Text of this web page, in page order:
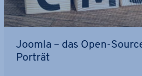
Joomla – das Open-
Porträt